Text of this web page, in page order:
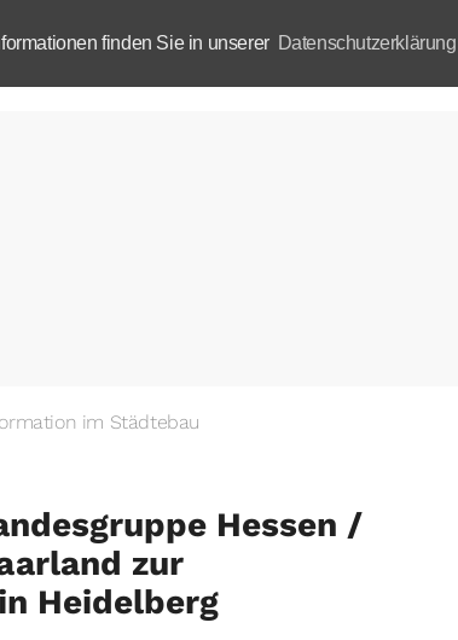
finden Sie in unserer Datenschutzerklärung
Aktuelles Akademie
im Städtebau
Hessen /
zur
Heidelberg